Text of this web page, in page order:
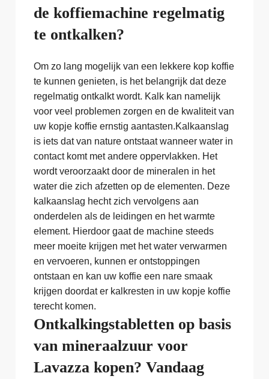
de koffiemachine regelmatig
te ontkalken?
Om zo lang mogelijk van een lekkere kop koffie
te kunnen genieten, is het belangrijk dat deze
regelmatig ontkalkt wordt. Kalk kan namelijk
voor veel problemen zorgen en de kwaliteit van
uw kopje koffie ernstig aantasten.Kalkaanslag
is iets dat van nature ontstaat wanneer water in
contact komt met andere oppervlakken. Het
wordt veroorzaakt door de mineralen in het
water die zich afzetten op de elementen. Deze
kalkaanslag hecht zich vervolgens aan
onderdelen als de leidingen en het warmte
element. Hierdoor gaat de machine steeds
meer moeite krijgen met het water verwarmen
en vervoeren, kunnen er ontstoppingen
ontstaan en kan uw koffie een nare smaak
krijgen doordat er kalkresten in uw kopje koffie
terecht komen.
Ontkalkingstabletten op basis
van mineraalzuur voor
Lavazza kopen? Vandaag